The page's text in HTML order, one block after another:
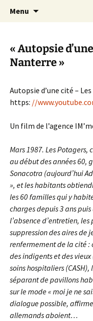
Canal
Menu
« Autopsie
Nanterre »
Autopsie d’une cité –
https: //
Un film de l’agence
Mars 1987. Les
au début des années 60,
Sonacotra (aujourd’hui
», et les habitants
les 60 familles qui y
charges depuis 3 ans
l’absence d’entretien,
suppression des aires de
renfermement de la cité :
des indigents et des
soins hospitaliers
séparant de pavillons
sur le mode « moi je ne
dialogue possible,
allemands aboient…